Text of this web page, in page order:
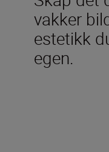
vakker
estetikk
egen.